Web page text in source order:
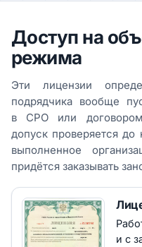
Доступ на
режима
Эти лицензии
подрядчика вообще
в СРО или
допуск проверяется до
выполненное
придётся заказывать
и с